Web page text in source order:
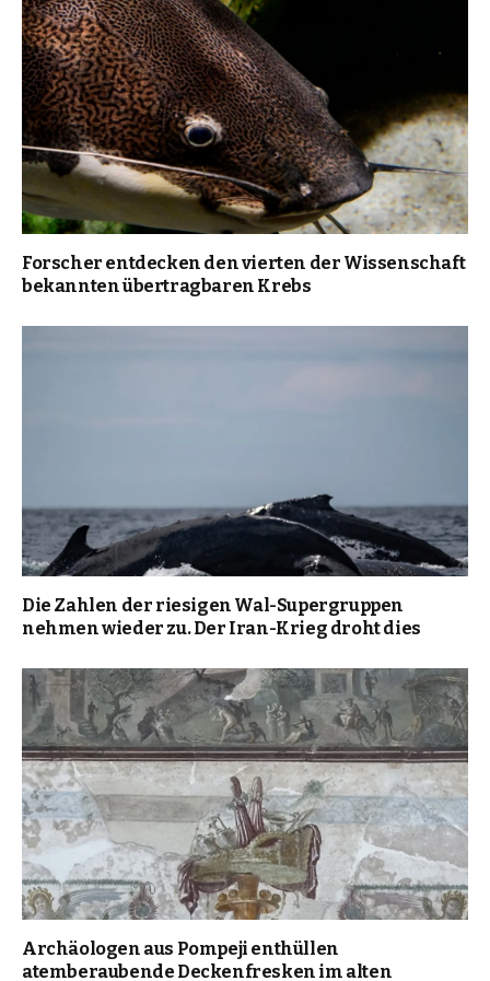
Forscher entdecken den vierten der Wissenschaft
bekannten übertragbaren Krebs
Die Zahlen der riesigen Wal-Supergruppen
nehmen wieder zu. Der Iran-Krieg droht dies
Archäologen aus Pompeji enthüllen
atemberaubende Deckenfresken im alten